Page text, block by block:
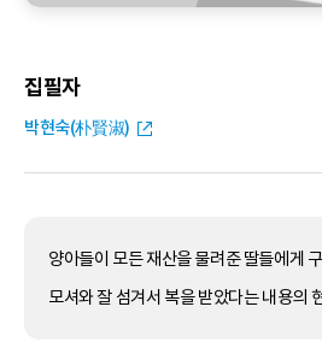
집필자
박현숙(朴賢淑)
양아들이 모든 재산을 물려준 딸들에게
모셔와 잘 섬겨서 복을 받았다는 내용의